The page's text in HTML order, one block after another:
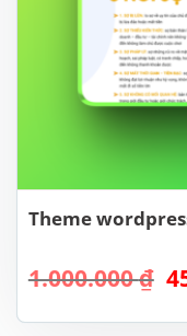
Theme
1.000.000₫